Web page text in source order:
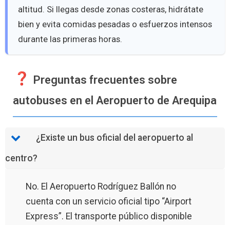
altitud. Si llegas desde zonas costeras, hidrátate
bien y evita comidas pesadas o esfuerzos intensos
durante las primeras horas.
Preguntas frecuentes sobre
autobuses en el Aeropuerto de Arequipa
¿Existe un bus oficial del aeropuerto al
centro?
No. El Aeropuerto Rodríguez Ballón no
cuenta con un servicio oficial tipo “Airport
Express”. El transporte público disponible